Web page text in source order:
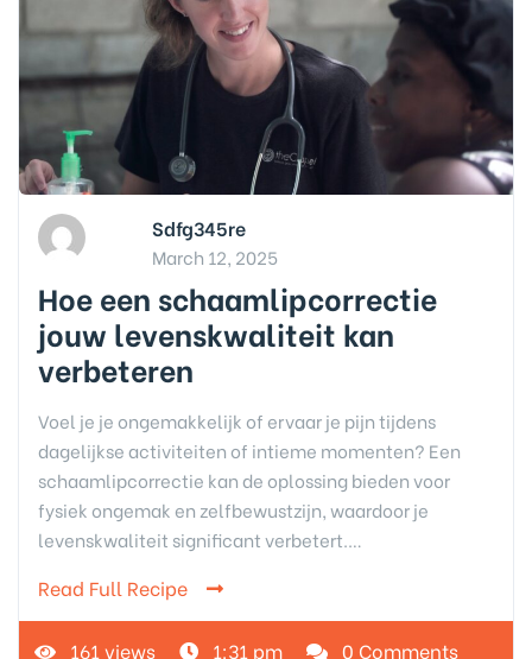
Sdfg345re
March 12, 2025
Hoe een schaamlipcorrectie
jouw levenskwaliteit kan
verbeteren
Voel je je ongemakkelijk of ervaar je pijn tijdens
dagelijkse activiteiten of intieme momenten? Een
schaamlipcorrectie kan de oplossing bieden voor
fysiek ongemak en zelfbewustzijn, waardoor je
levenskwaliteit significant verbetert.…
Read Full Recipe
161 views 1:31 pm 0 Comments